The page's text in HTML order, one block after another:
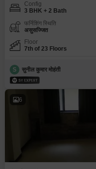
Config
3 BHK + 2 Bath
फर्निशिंग स्थिति
असुसज्जित
Floor
7th of 23 Floors
S सुनील कुमार मोहंती
6